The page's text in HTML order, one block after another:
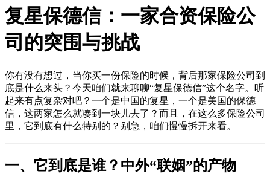
复星保德信：一家合资保险公
司的突围与挑战
你有没有想过，当你买一份保险的时候，背后那家保险公司到
底是什么来头？今天咱们就来聊聊“复星保德信”这个名字。听
起来有点复杂对吧？一个是中国的复星，一个是美国的保德
信，这两家怎么就凑到一块儿去了？而且，在这么多保险公司
里，它到底有什么特别的？别急，咱们慢慢拆开来看。
一、它到底是谁？中外“联姻”的产物